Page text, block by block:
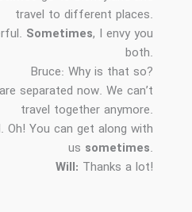
travel to different places.
Sometimes, I envy you
both.
Bruce: Why is that so?
separated now. We can’t
travel together anymore.
Oh! You can get along with
us sometimes.
Will: Thanks a lot!